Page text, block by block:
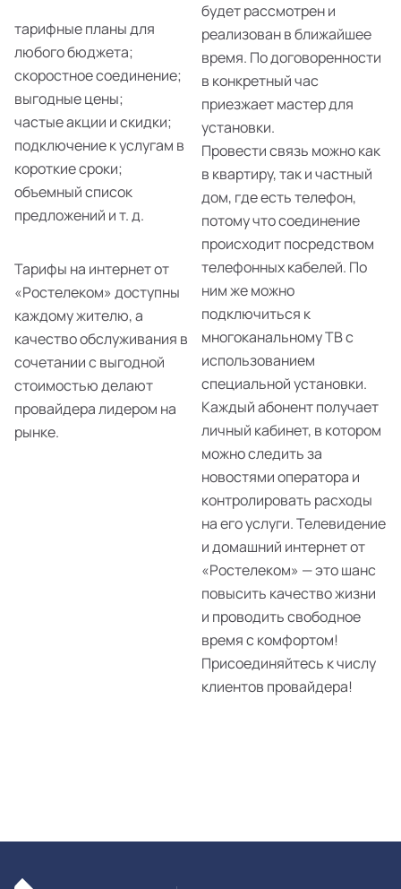
тарифные планы для
любого бюджета;
скоростное соединение;
выгодные цены;
частые акции и скидки;
подключение к услугам в
короткие сроки;
объемный список
предложений и т. д.
Тарифы на интернет от
«Ростелеком» доступны
каждому жителю, а
качество обслуживания в
сочетании с выгодной
стоимостью делают
провайдера лидером на
рынке.
будет рассмотрен и
реализован в ближайшее
время. По договоренности
в конкретный час
приезжает мастер для
установки.
Провести связь можно как
в квартиру, так и частный
дом, где есть телефон,
потому что соединение
происходит посредством
телефонных кабелей. По
ним же можно
подключиться к
многоканальному ТВ с
использованием
специальной установки.
Каждый абонент получает
личный кабинет, в котором
можно следить за
новостями оператора и
контролировать расходы
на его услуги. Телевидение
и домашний интернет от
«Ростелеком» — это шанс
повысить качество жизни
и проводить свободное
время с комфортом!
Присоединяйтесь к числу
клиентов провайдера!